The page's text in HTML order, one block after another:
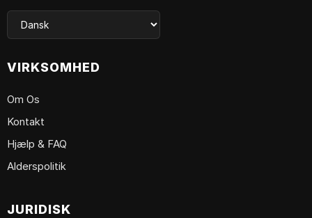
VIRKSOMHED
Om Os
Kontakt
Hjælp & FAQ
Alderspolitik
JURIDISK